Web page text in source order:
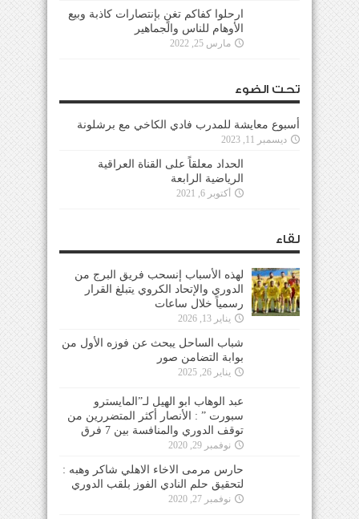
ارحلوا كفاكم تغنٍ بإنتصارات كاذبة وبيع
الأوهام للناس والجماهير
مارس 25, 2022
تحت الضوء
أسبوع معايشة للمدرب فادي الكاخي مع برشلونة
ديسمبر 11, 2023
الحداد معلقاً على القناة العراقية
الرياضية الرابعة
أكتوبر 6, 2021
لقاء
لهذه الأسباب إنسحب فريق البرج من
الدوري والإتحاد الكروي يتبلغ القرار
رسمياً خلال ساعات
يناير 13, 2026
شباب الساحل يبحث عن فوزه الأول من
بوابة التضامن صور
يناير 26, 2025
عبد الوهاب ابو الهيل لـ”المايسترو
سبورت ” : الأنصار أكثر المتضررين من
توقف الدوري والمنافسة بين 7 فرق
نوفمبر 29, 2020
حارس مرمى الاخاء الاهلي شاكر وهبه :
لتحقيق حلم النادي الفوز بلقب الدوري
نوفمبر 27, 2020